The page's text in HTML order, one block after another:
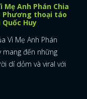
Mẹ Anh Phán Chia
Phương thoại táo
Quốc Huy
Vì Mẹ Anh Phán
mang đến những
dí dỏm và viral với